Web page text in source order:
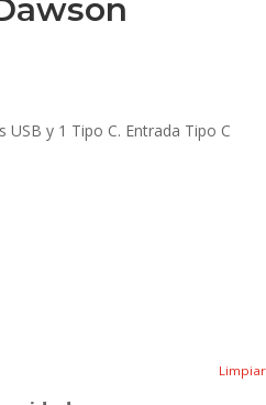
USB y 1 Tipo C. Entrada Tipo C
Limpiar